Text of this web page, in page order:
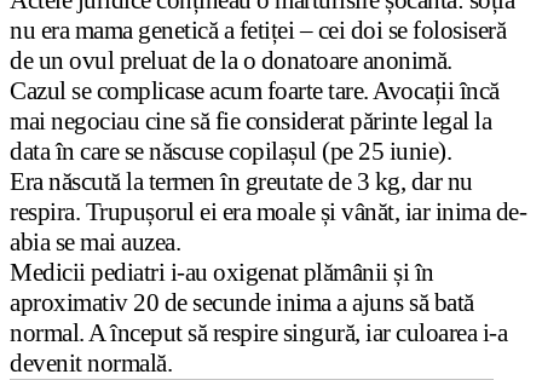
nu era mama genetică a fetiței – cei doi se folosiseră
de un ovul preluat de la o donatoare anonimă.
Cazul se complicase acum foarte tare. Avocații încă
mai negociau cine să fie considerat părinte legal la
data în care se născuse copilașul (pe 25 iunie).
Era născută la termen în greutate de 3 kg, dar nu
respira. Trupușorul ei era moale și vânăt, iar inima de-
abia se mai auzea.
Medicii pediatri i-au oxigenat plămânii și în
aproximativ 20 de secunde inima a ajuns să bată
normal. A început să respire singură, iar culoarea i-a
devenit normală.